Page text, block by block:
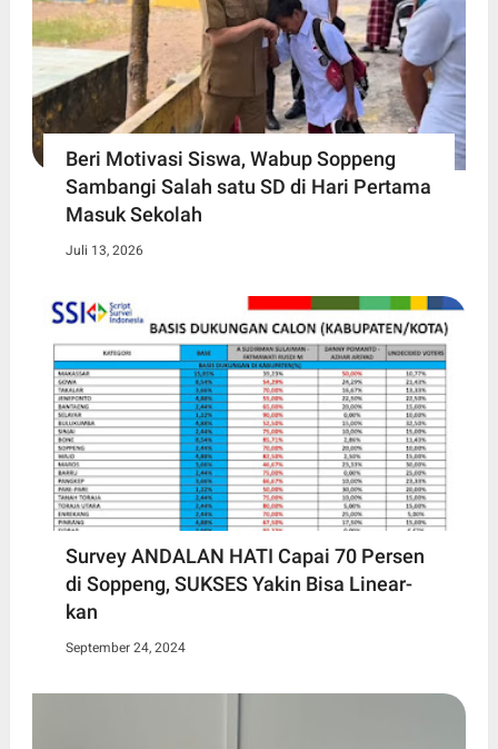
Beri Motivasi Siswa, Wabup Soppeng
Sambangi Salah satu SD di Hari Pertama
Masuk Sekolah
Juli 13, 2026
Survey ANDALAN HATI Capai 70 Persen
di Soppeng, SUKSES Yakin Bisa Linear-
kan
September 24, 2024